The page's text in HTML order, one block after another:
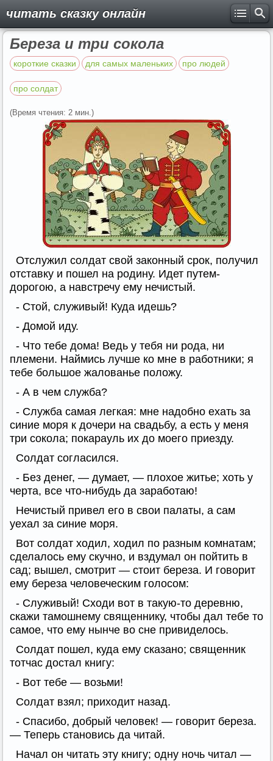
читать сказку онлайн
Береза и три сокола
короткие сказки для самых маленьких про людей
про солдат
(Время чтения: 2 мин.)
Отслужил солдат свой законный срок, получил
отставку и пошел на родину. Идет путем-
дорогою, а навстречу ему нечистый.
- Стой, служивый! Куда идешь?
- Домой иду.
- Что тебе дома! Ведь у тебя ни рода, ни
племени. Наймись лучше ко мне в работники; я
тебе большое жалованье положу.
- А в чем служба?
- Служба самая легкая: мне надобно ехать за
синие моря к дочери на свадьбу, а есть у меня
три сокола; покарауль их до моего приезду.
Солдат согласился.
- Без денег, — думает, — плохое житье; хоть у
черта, все что-нибудь да заработаю!
Нечистый привел его в свои палаты, а сам
уехал за синие моря.
Вот солдат ходил, ходил по разным комнатам;
сделалось ему скучно, и вздумал он пойтить в
сад; вышел, смотрит — стоит береза. И говорит
ему береза человеческим голосом:
- Служивый! Сходи вот в такую-то деревню,
скажи тамошнему священнику, чтобы дал тебе то
самое, что ему нынче во сне привиделось.
Солдат пошел, куда ему сказано; священник
тотчас достал книгу:
- Вот тебе — возьми!
Солдат взял; приходит назад.
- Спасибо, добрый человек! — говорит береза.
— Теперь становись да читай.
Начал он читать эту книгу; одну ночь читал —